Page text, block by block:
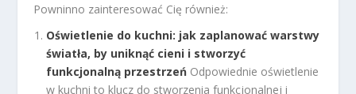
Powninno zainteresować Cię również:
Oświetlenie do kuchni: jak zaplanować warstwy
światła, by uniknąć cieni i stworzyć
funkcjonalną przestrzeń Odpowiednie oświetlenie
w kuchni to klucz do stworzenia funkcjonalnej i